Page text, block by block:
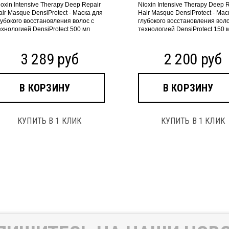
Intensive Therapy Deep Repair
Masque DensiProtect - Маска для
восстановления волос с
DensiProtect 500 мл
3 289 руб
В КОРЗИНУ
КУПИТЬ В 1 КЛИК
Nioxin Intensive Therapy Deep
Hair Masque DensiProtect -
глубокого восстановления
технологией DensiProtect 150
2 200 руб
В КОРЗИНУ
КУПИТЬ В 1 КЛИК